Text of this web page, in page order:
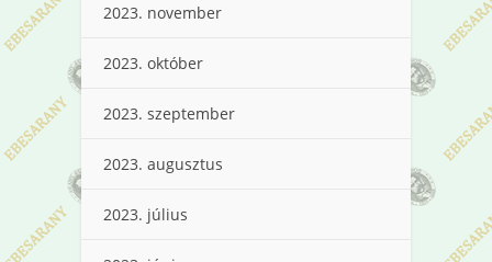
2023. november
2023. október
2023. szeptember
2023. augusztus
2023. július